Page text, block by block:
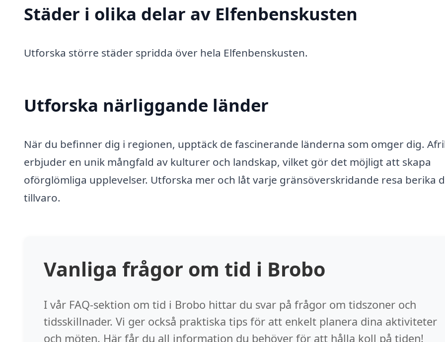
Städer i olika delar av Elfenbenskusten
Utforska större städer spridda över hela Elfenbenskusten.
Utforska närliggande länder
När du befinner dig i regionen, upptäck de fascinerande länderna som omger dig.
erbjuder en unik mångfald av kulturer och landskap, vilket gör det möjligt att skapa
oförglömliga upplevelser. Utforska mer och låt varje gränsöverskridande resa berika
tillvaro.
Vanliga frågor om tid i Brobo
I vår FAQ-sektion om tid i Brobo hittar du svar på frågor om tidszoner och
tidsskillnader. Vi ger också praktiska tips för att enkelt planera dina aktiviteter
och möten. Här får du all information du behöver för att hålla koll på tiden!